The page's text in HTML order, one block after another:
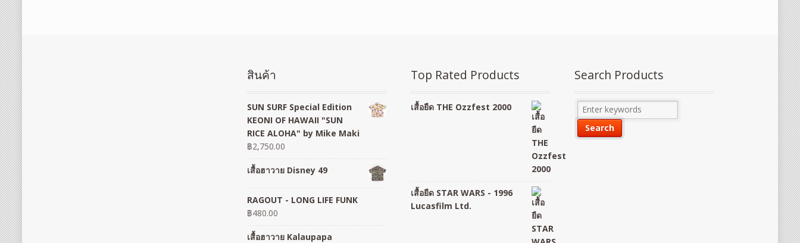
สินค้า
SUN SURF Special Edition
KEONI OF HAWAII "SUN
RICE ALOHA" by Mike Maki
฿2,750.00
เสื้อฮาวาย Disney 49
RAGOUT - LONG LIFE FUNK
฿480.00
เสื้อฮาวาย Kalaupapa
Top Rated Products
เสื้อยืด THE Ozzfest 2000
เสื้อยืด STAR WARS - 1996
Lucasfilm Ltd.
Search Products